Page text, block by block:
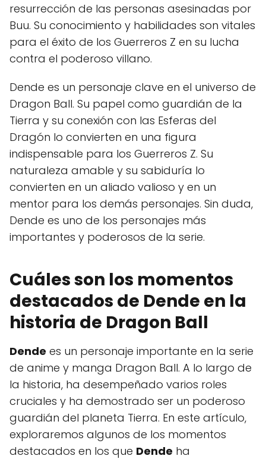
resurrección de las personas asesinadas por
Buu. Su conocimiento y habilidades son vitales
para el éxito de los Guerreros Z en su lucha
contra el poderoso villano.
Dende es un personaje clave en el universo de
Dragon Ball. Su papel como guardián de la
Tierra y su conexión con las Esferas del
Dragón lo convierten en una figura
indispensable para los Guerreros Z. Su
naturaleza amable y su sabiduría lo
convierten en un aliado valioso y en un
mentor para los demás personajes. Sin duda,
Dende es uno de los personajes más
importantes y poderosos de la serie.
Cuáles son los momentos
destacados de Dende en la
historia de Dragon Ball
Dende es un personaje importante en la serie
de anime y manga Dragon Ball. A lo largo de
la historia, ha desempeñado varios roles
cruciales y ha demostrado ser un poderoso
guardián del planeta Tierra. En este artículo,
exploraremos algunos de los momentos
destacados en los que Dende ha